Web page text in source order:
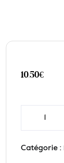
10.50€
à
Catégorie :